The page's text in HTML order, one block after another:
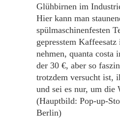
Glühbirnen im
Hier kann man
spülmaschinenfesten
gepresstem
nehmen, quanta costa
der 30 €, aber so
trotzdem versucht ist,
und sei es nur, um die
(Hauptbild: Pop-up-
Berlin)